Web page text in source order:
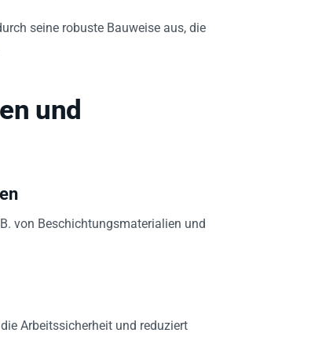
seine robuste Bauweise aus, die
und
von Beschichtungsmaterialien und
Arbeitssicherheit und reduziert